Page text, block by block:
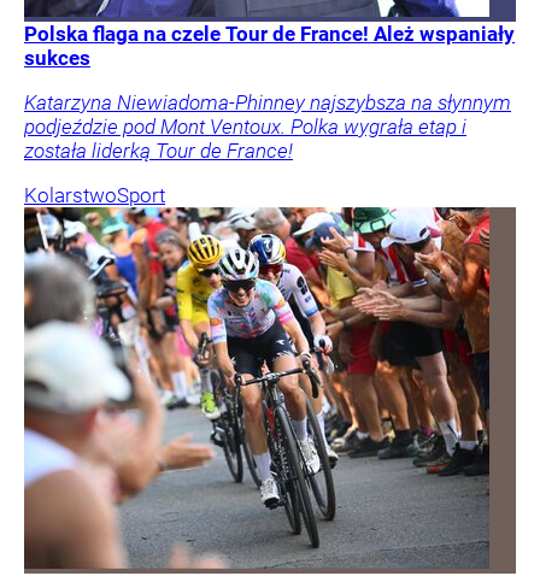
Polska flaga na czele Tour de France! Ależ wspaniały
sukces
Katarzyna Niewiadoma-Phinney najszybsza na słynnym
podjeździe pod Mont Ventoux. Polka wygrała etap i
została liderką Tour de France!
KolarstwoSport